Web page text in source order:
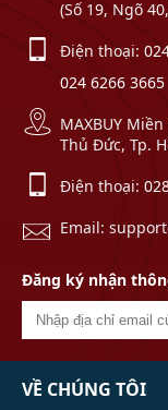
(Số 19, Ngõ
Điện thoại:
024 6266 3665
MAXBUY
Thủ Đức, Tp.
Điện thoại:
Email:
Đăng ký nhận
VỀ CHÚNG TÔI